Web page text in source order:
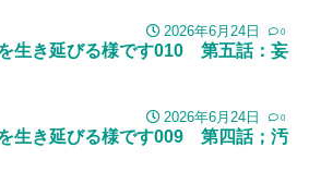
2026年6月24日 0
生き延びる様です010 第五話：妄
2026年6月24日 0
生き延びる様です009 第四話；汚